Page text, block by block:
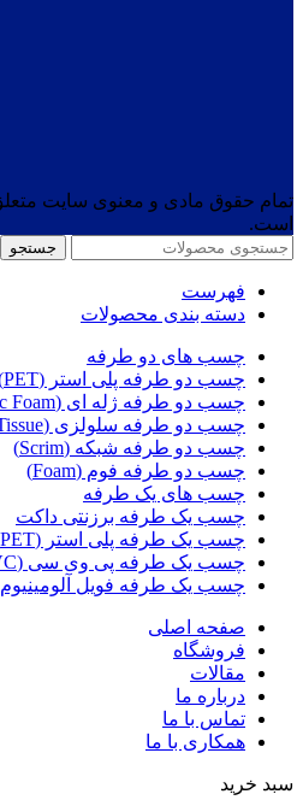
است.
جستجو
فهرست
دسته بندی محصولات
چسب های دو طرفه
چسب دو طرفه پلی استر (PET)
چسب دو طرفه ژله ای (Acrylic Foam)
چسب دو طرفه سلولزی (Tissue)
چسب دو طرفه شبکه (Scrim)
چسب دو طرفه فوم (Foam)
چسب های یک طرفه
چسب یک طرفه برزنتی داکت
چسب یک طرفه پلی استر (PET)
چسب یک طرفه پی وی سی (PVC)
چسب یک طرفه فویل آلومینیوم
صفحه اصلی
فروشگاه
مقالات
درباره ما
تماس با ما
همکاری با ما
سبد خرید